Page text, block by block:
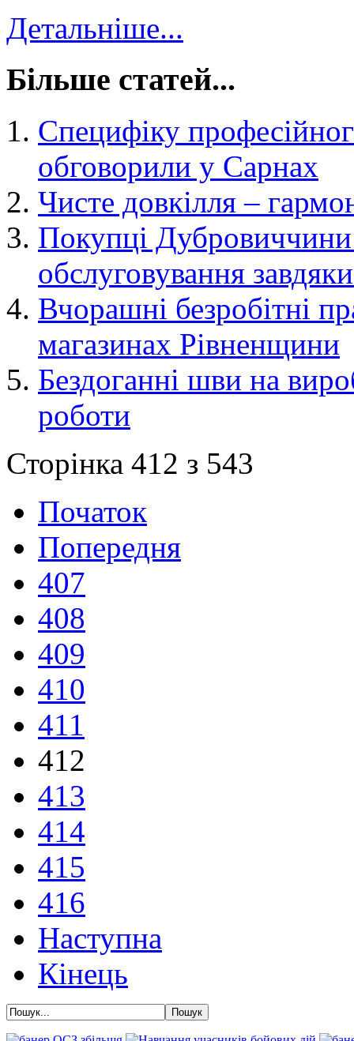
Детальніше...
Більше статей...
Специфіку
обговорили у Сарнах
Чисте довкілля –
Покупці
обслуговування
Вчорашні безробітні
магазинах Рівненщини
Бездоганні шви на
роботи
Сторінка 412 з 543
Початок
Попередня
407
408
409
410
411
412
413
414
415
416
Наступна
Кінець